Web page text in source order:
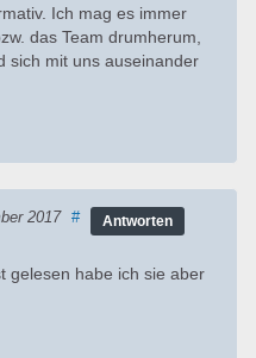
Ich mag es immer
das Team drumherum,
sich mit uns auseinander
2017 # Antworten
gelesen habe ich sie aber